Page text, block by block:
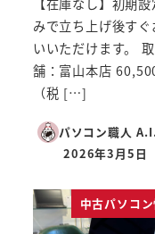
みで立ち上げ後すぐ
いいただけます。
舗：富山本店
（税 […]
パソコン職人
投稿日
2026年3月5日
中古パソコ